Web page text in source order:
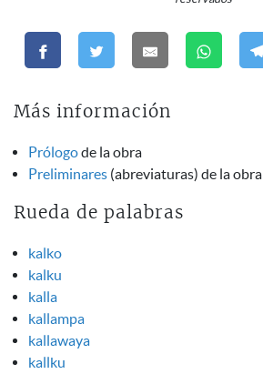
Más información
Prólogode la obra
Preliminares (abreviaturas) de la obra
Rueda de palabras
kalko
kalku
kalla
kallampa
kallawaya
kallku